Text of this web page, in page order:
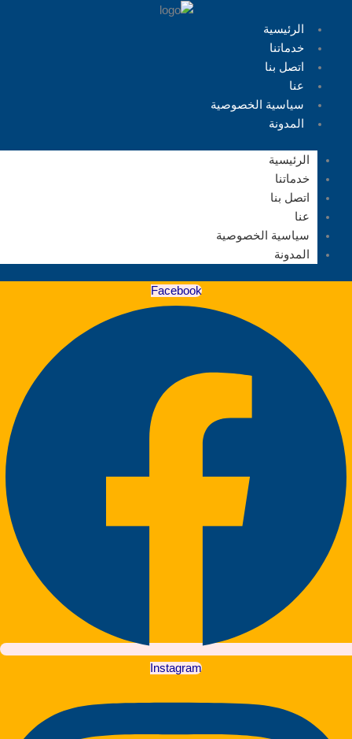
الرئيسية
خدماتنا
اتصل بنا
عنا
سياسية الخصوصية
المدونة
الرئيسية
خدماتنا
اتصل بنا
عنا
سياسية الخصوصية
المدونة
Facebook
Instagram